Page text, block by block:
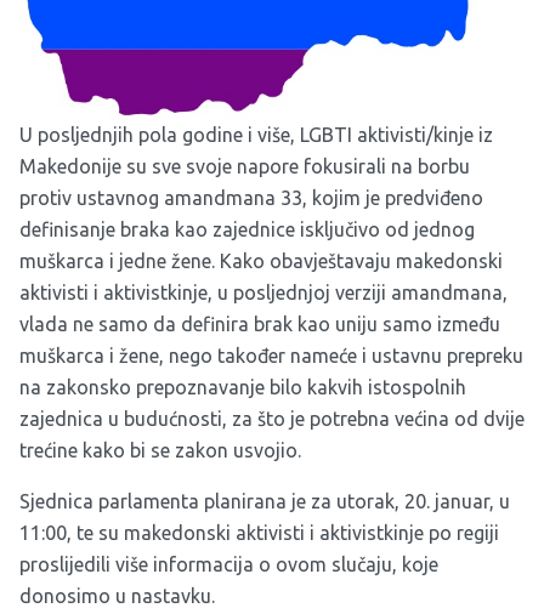
U posljednjih pola godine i više, LGBTI aktivisti/kinje iz
Makedonije su sve svoje napore fokusirali na borbu
protiv ustavnog amandmana 33, kojim je predviđeno
definisanje braka kao zajednice isključivo od jednog
muškarca i jedne žene. Kako obavještavaju makedonski
aktivisti i aktivistkinje, u posljednjoj verziji amandmana,
vlada ne samo da definira brak kao uniju samo između
muškarca i žene, nego također nameće i ustavnu prepreku
na zakonsko prepoznavanje bilo kakvih istospolnih
zajednica u budućnosti, za što je potrebna većina od dvije
trećine kako bi se zakon usvojio.
Sjednica parlamenta planirana je za utorak, 20. januar, u
11:00, te su makedonski aktivisti i aktivistkinje po regiji
proslijedili više informacija o ovom slučaju, koje
donosimo u nastavku.